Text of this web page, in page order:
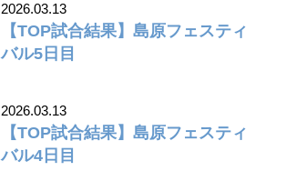
2026.03.13
【TOP試合結果】島原フェスティ
バル5日目
2026.03.13
【TOP試合結果】島原フェスティ
バル4日目